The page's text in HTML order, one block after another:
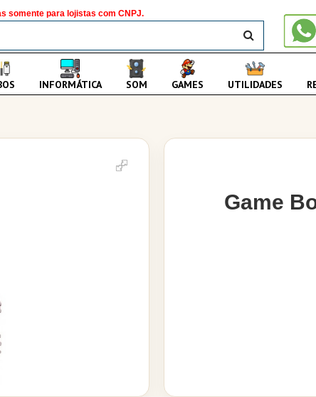
somente para lojistas com CNPJ.
BUSCAR
INFORMÁTICA SOM GAMES UTILIDADES
Game